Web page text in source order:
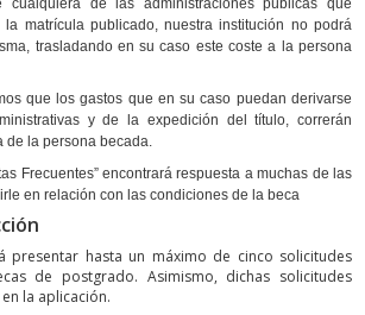
cualquiera de las administraciones públicas que
matrícula publicado, nuestra institución no podrá
trasladando en su caso este coste a la persona
que los gastos que en su caso puedan derivarse
y de la expedición del título, correrán
de la persona becada.
Frecuentes” encontrará respuesta a muchas de las
en relación con las condiciones de la beca
presentar hasta un máximo de cinco solicitudes
de postgrado. Asimismo, dichas solicitudes
la aplicación.